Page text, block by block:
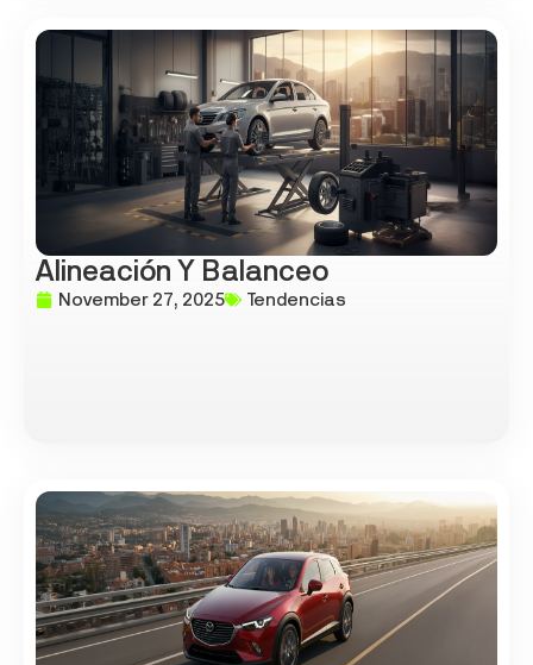
Alineación Y Balanceo
November 27, 2025 Tendencias